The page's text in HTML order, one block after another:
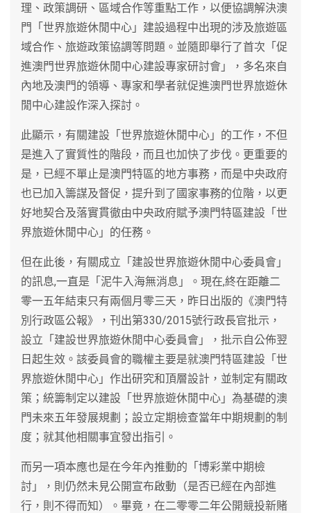
理、政策調研、區域合作等重點工作，以便協調解決澳
門「世界旅遊休閒中心」建設過程中出現的涉及旅遊區
域合作、旅遊政策協調等問題。並隨即舉行了首次「促
進澳門世界旅遊休閒中心建設專家研討會」，多名來自
內地及澳門的領導、專家和學者就促進澳門世界旅遊休
閒中心建設作深入探討。
此顯示，有關建設「世界旅遊休閒中心」的工作，不但
是進入了實質性的階段，而且也加快了步伐。更重要的
是，已經不單止是澳門特區的地方事務，而是中央政府
也已加入籌謀及督促，提升到了國家事務的位階，以更
好地契合及落實貫徹由中央政府賦予澳門特區建設「世
界旅遊休閒中心」的任務。
但在此後，有關成立「建設世界旅遊休閒中心委員會」
的訊息,一直是「泥牛入海無消息」。現在,終在距離二
零一五年結束只有兩個月零三天，昨日出版的《澳門特
別行政區公報》，刊出第330/2015號行政長官批示，
設立「建設世界旅遊休閒中心委員會」，批示自公佈翌
日起生效。該委員會的職權主要是就澳門特區建設「世
界旅遊休閒中心」作出研究和頂層設計，並制定有關政
策；統籌制定以建設「世界旅遊休閒中心」為基礎的澳
門未來五年發展規劃；設立定期檢查當年中期規劃的制
度；就其他相關事宜發出指引。
而另一項本應也是在今年內推動的「博彩業中期檢
討」，則仍然未見公開宣布啟動（是否已經在內部進
行，則不得而知）。畢竟，在二零零二年公開競投新賭